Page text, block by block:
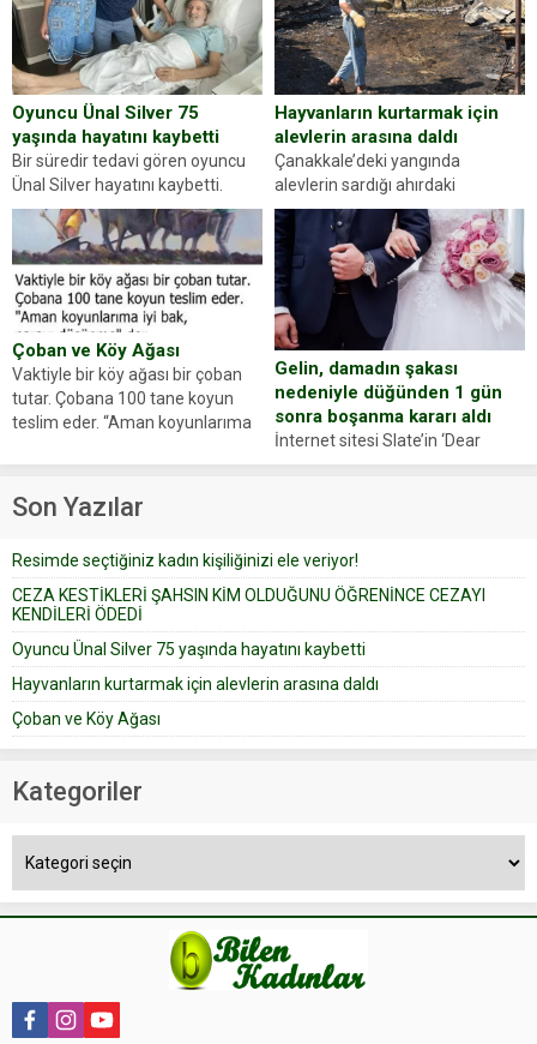
sorup belgelerini istedi. Sürücü
Abdurrahman Ö.nün verdiği
evraklarda eksik olduğunu...
Oyuncu Ünal Silver 75
yaşında hayatını kaybetti
Bir süredir tedavi gören oyuncu
Ünal Silver hayatını kaybetti.
Haberi, oyuncunun menajerlik
ajansı duyurdu. Renda Güner,
sosyal medya hesabında “Usta
Oyuncumuz ve çok değerli
dostumuz...
Hayvanların kurtarmak için
alevlerin arasına daldı
Çanakkale’deki yangında
alevlerin sardığı ahırdaki
hayvanlarını kurtarmak isteyen
Zeki Demir (66) ölümden döndü.
Yüzünde ve ellerinde yanıklar
oluşan Demir, kâbus dolu anları
anlattı… Merkeze bağlı...
Çoban ve Köy Ağası
Vaktiyle bir köy ağası bir çoban
tutar. Çobana 100 tane koyun
teslim eder. “Aman koyunlarıma
Çoban koyunları alır gider. Aylar...
Gelin, damadın şakası
nedeniyle düğünden 1 gün
sonra boşanma kararı aldı
İnternet sitesi Slate’in ‘Dear
Prudence’ isimli tavsiye köşesine
yapıştırdığı için düğünden...
Son Yazılar
Resimde seçtiğiniz kadın kişiliğinizi ele veriyor!
CEZA KESTİKLERİ ŞAHSIN KİM OLDUĞUNU ÖĞRENİNCE CEZAYI
KENDİLERİ ÖDEDİ
Oyuncu Ünal Silver 75 yaşında hayatını kaybetti
Hayvanların kurtarmak için alevlerin arasına daldı
Çoban ve Köy Ağası
Kategoriler